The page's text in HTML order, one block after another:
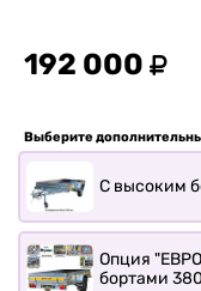
192 000
Выберите
С высоким
Опция
бортами